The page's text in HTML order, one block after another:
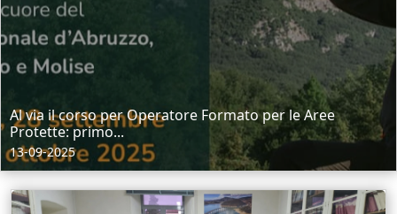
Al via il corso per Operatore Formato per le Aree
Protette: primo...
13-09-2025